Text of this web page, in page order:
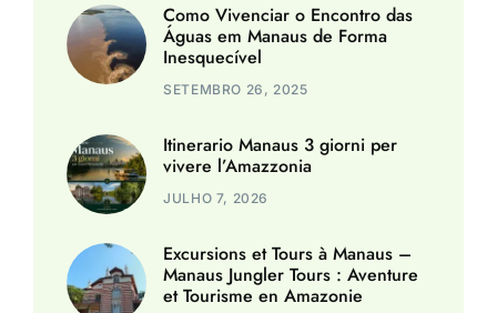
Como Vivenciar o Encontro das
Águas em Manaus de Forma
Inesquecível
SETEMBRO 26, 2025
Itinerario Manaus 3 giorni per
vivere l’Amazzonia
JULHO 7, 2026
Excursions et Tours à Manaus –
Manaus Jungler Tours : Aventure
et Tourisme en Amazonie